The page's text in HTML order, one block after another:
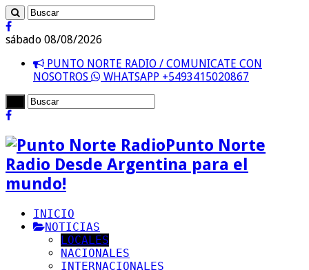
sábado 08/08/2026
PUNTO NORTE RADIO / COMUNICATE CON
NOSOTROS
WHATSAPP +5493415020867
Punto Norte
Radio Desde Argentina para el
mundo!
INICIO
NOTICIAS
LOCALES
NACIONALES
INTERNACIONALES